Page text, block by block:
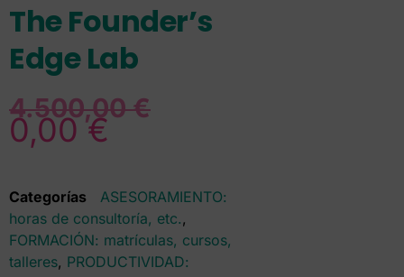
The Founder’s
Edge Lab
4.500,00€
0,00€
Categorías
ASESORAMIENTO:
horas de consultoría, etc.,
FORMACIÓN: matrículas, cursos,
talleres, PRODUCTIVIDAD: